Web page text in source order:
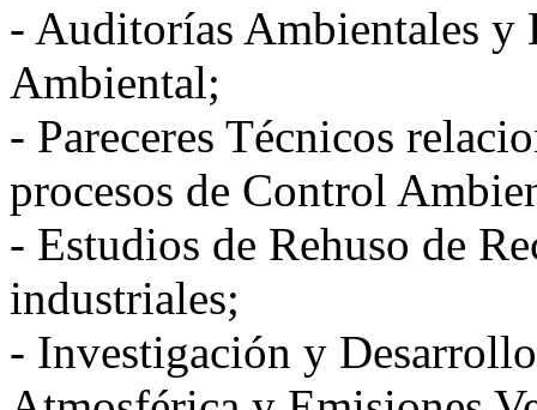
- Auditorías Ambientales y
Ambiental;
- Pareceres Técnicos
procesos de Control
- Estudios de Rehuso de
industriales;
- Investigación y